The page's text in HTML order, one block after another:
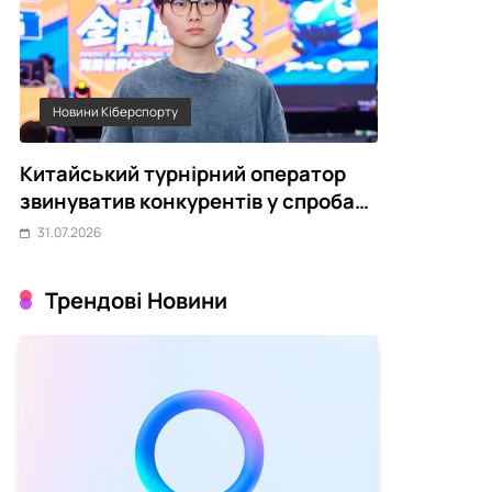
Новини Кіберспорту
Китайський турнірний оператор
звинуватив конкурентів у спробах
зірвати CS2-турніри
31.07.2026
Трендові Новини